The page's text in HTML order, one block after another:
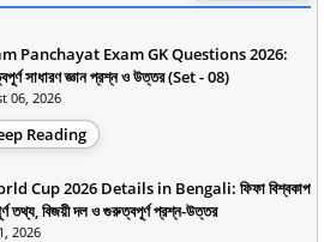
Panchayat Exam GK Questions 2026:
সাধারণ জ্ঞান প্রশ্ন ও উত্তর (Set - 08)
06, 2026
Reading
Cup 2026 Details in Bengali: ফিফা বিশ্বকাপ
তথ্য, বিজয়ী দল ও গুরুত্বপূর্ণ প্রশ্ন-উত্তর
2026